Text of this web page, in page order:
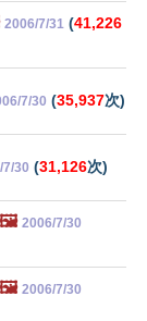
2006/7/31 (41,226
7/30 (35,937次)
30 (31,126次)
🖼️ 2006/7/30
🖼️ 2006/7/30